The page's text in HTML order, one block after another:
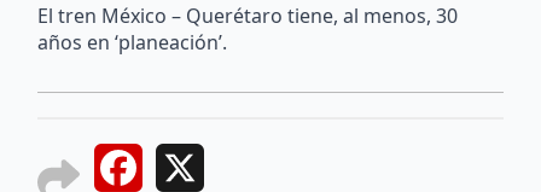
El tren México – Querétaro tiene, al menos, 30
años en ‘planeación’.
Facebook